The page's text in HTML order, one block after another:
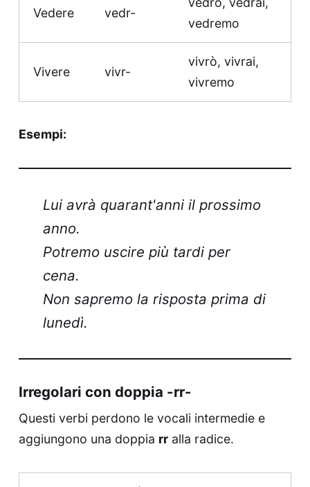
Vedere vedr-
vedremo
Vivere vivr-
vivrò, vivrai,
vivremo
Esempi:
Lui avrà quarant'anni il prossimo
anno.
Potremo uscire più tardi per
cena.
Non sapremo la risposta prima di
lunedì.
Irregolari con doppia -rr-
Questi verbi perdono le vocali intermedie e
aggiungono una doppia rralla radice.